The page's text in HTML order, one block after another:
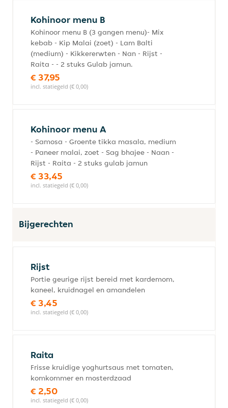
Kohinoor menu B
Kohinoor menu B (3 gangen menu)- Mix
kebab - Kip Malai (zoet) - Lam Balti
(medium) - Kikkererwten - Nan - Rijst -
Raita - - 2 stuks Gulab jamun.
€ 37,95
incl. statiegeld (€ 0,00)
Kohinoor menu A
- Samosa - Groente tikka masala, medium
- Paneer malai, zoet - Sag bhajee - Naan -
Rijst - Raita - 2 stuks gulab jamun
€ 33,45
incl. statiegeld (€ 0,00)
Bijgerechten
Rijst
Portie geurige rijst bereid met kardemom,
kaneel, kruidnagel en amandelen
€ 3,45
incl. statiegeld (€ 0,00)
Raita
Frisse kruidige yoghurtsaus met tomaten,
komkommer en mosterdzaad
€ 2,50
incl. statiegeld (€ 0,00)